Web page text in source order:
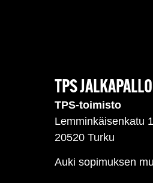
TPS JALKAPALLO
TPS-toimisto
Lemminkäisenkatu
20520 Turku
Auki sopimuksen